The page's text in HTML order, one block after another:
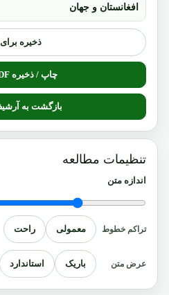
افغانستان و جهان
ذخیره
چاپ / ذخیره PDF مقاله
بازگشت به
تنظیمات مطالعه
اندازه متن
تراکم خطوط معمولی راحت
عرض متن باریک استاندارد